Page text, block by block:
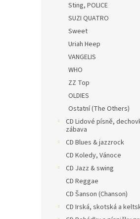
Sting, POLICE
SUZI QUATRO
Sweet
Uriah Heep
VANGELIS
WHO
ZZ Top
OLDIES
Ostatní (The Others)
CD Lidové písně,
zábava
CD Blues & jazzrock
CD Koledy, Vánoce
CD Jazz & swing
CD Reggae
CD Šanson (Chanson)
CD Irská, skotská a